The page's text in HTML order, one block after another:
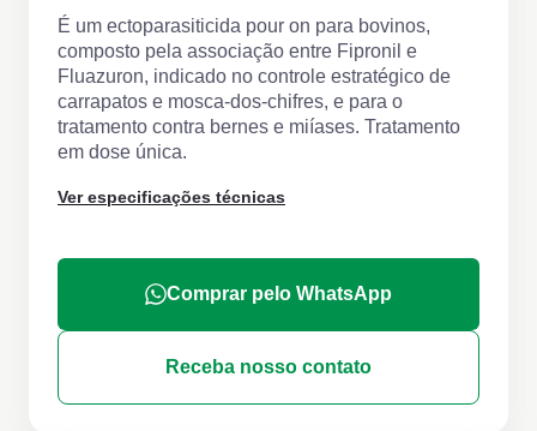
É um ectoparasiticida pour on para bovinos,
composto pela associação entre Fipronil e
Fluazuron, indicado no controle estratégico de
carrapatos e mosca-dos-chifres, e para o
tratamento contra bernes e miíases. Tratamento
em dose única.
Ver especificações técnicas
Comprar pelo WhatsApp
Receba nosso contato